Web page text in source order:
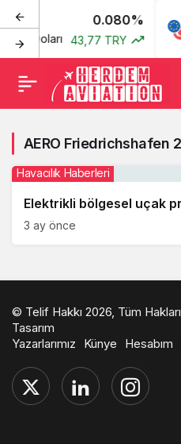
0.080%
Doları 43,77 TRY
AERO Friedrichshafen
Elektrikli bölgesel uçak
Havacılık Haberleri
3 ay önce
© Telif Hakkı 2026, Tüm Hakları
Tasarım
Yazarlarımız
Künye Hesabım